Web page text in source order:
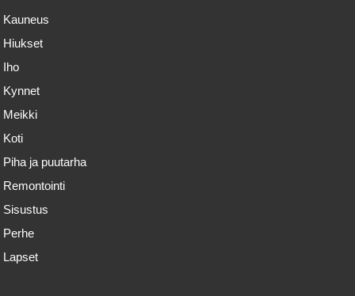
Kauneus
Hiukset
Iho
Kynnet
Meikki
Koti
Piha ja puutarha
Remontointi
Sisustus
Perhe
Lapset